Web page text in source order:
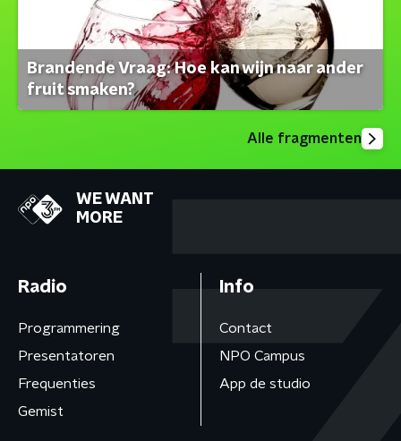
Brandende Vraag: Hoe kan wijn naar ander
fruit smaken?
Alle fragmenten
WE WANT
MORE
Radio
Programmering
Presentatoren
Frequenties
Gemist
Info
Contact
NPO Campus
App de studio